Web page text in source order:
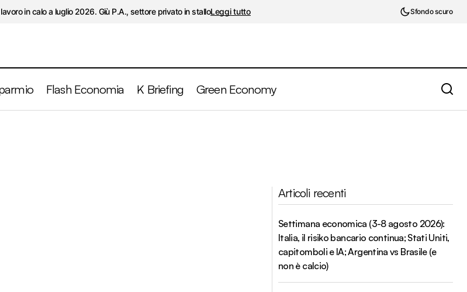
in calo a luglio 2026. Giù P.A., settore privato in stalloLeggi tutto Sfondo scuro
Flash Economia K Briefing Green Economy
Articoli recenti
Settimana economica (3-8 agosto 2026):
Italia, il risiko bancario continua; Stati Uniti,
capitomboli e IA; Argentina vs Brasile (e
non è calcio)